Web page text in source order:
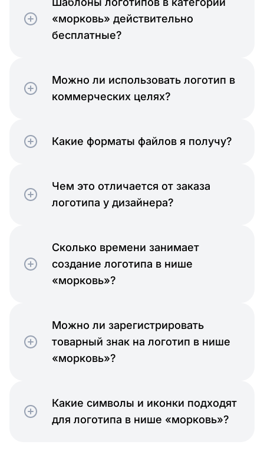
«морковь» действительно
бесплатные?
Можно ли использовать логотип в
коммерческих целях?
Какие форматы файлов я получу?
Чем это отличается от заказа
логотипа у дизайнера?
Сколько времени занимает
создание логотипа в нише
«морковь»?
Можно ли зарегистрировать
товарный знак на логотип в нише
«морковь»?
Какие символы и иконки подходят
для логотипа в нише «морковь»?